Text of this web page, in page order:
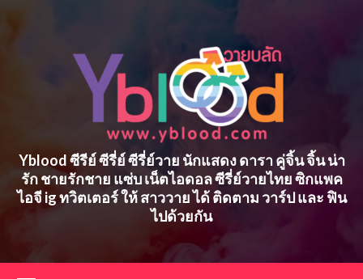
Yblood ซีรีย์ ซีรี่ย์ ซีรี่ย์วาย นักแสดง ดารา คู่จิ้น จิ้น น่า
รัก ชายรักชาย แซ่บ เน็ตไอดอล ซีรี่ย์วายไทย ซิกแพค
ไอจี ig ทวิตเตอร์ ให้ สาววาย ได้ ติดตาม วาร์ป และ ฟิน
ไปด้วยกัน